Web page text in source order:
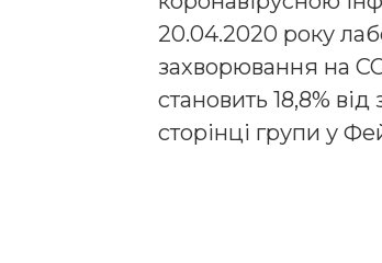
20.04.2020 року
захворювання на
становить 18,8% від
сторінці групи у